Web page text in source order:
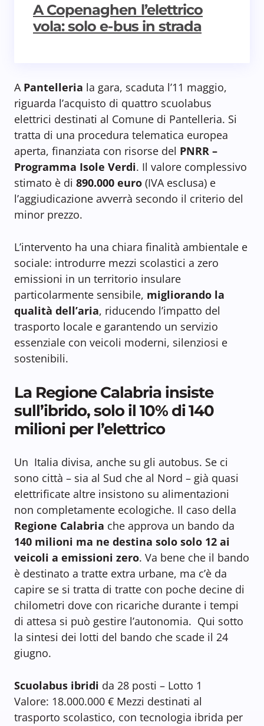
A Copenaghen l’elettrico
vola: solo e-bus in strada
A Pantelleria la gara, scaduta l’11 maggio,
riguarda l’acquisto di quattro scuolabus
elettrici destinati al Comune di Pantelleria. Si
tratta di una procedura telematica europea
aperta, finanziata con risorse del PNRR –
Programma Isole Verdi. Il valore complessivo
stimato è di 890.000 euro (IVA esclusa) e
l’aggiudicazione avverrà secondo il criterio del
minor prezzo.
L’intervento ha una chiara finalità ambientale e
sociale: introdurre mezzi scolastici a zero
emissioni in un territorio insulare
particolarmente sensibile, migliorando la
qualità dell’aria, riducendo l’impatto del
trasporto locale e garantendo un servizio
essenziale con veicoli moderni, silenziosi e
sostenibili.
La Regione Calabria insiste
sull’ibrido, solo il 10% di 140
milioni per l’elettrico
Un Italia divisa, anche su gli autobus. Se ci
sono città – sia al Sud che al Nord – già quasi
elettrificate altre insistono su alimentazioni
non completamente ecologiche. Il caso della
Regione Calabria che approva un bando da
140 milioni ma ne destina solo solo 12 ai
veicoli a emissioni zero. Va bene che il bando
è destinato a tratte extra urbane, ma c’è da
capire se si tratta di tratte con poche decine di
chilometri dove con ricariche durante i tempi
di attesa si può gestire l’autonomia. Qui sotto
la sintesi dei lotti del bando che scade il 24
giugno.
Scuolabus ibridi da 28 posti – Lotto 1
Valore: 18.000.000 € Mezzi destinati al
trasporto scolastico, con tecnologia ibrida per